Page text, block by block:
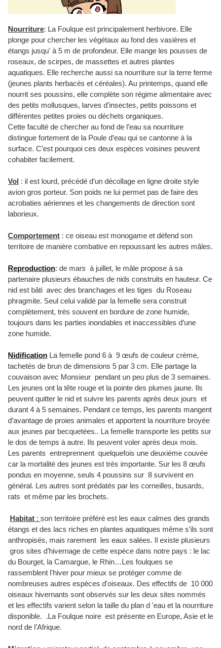
Nourriture: La Foulque est principalement herbivore. Elle
plonge pour chercher les végétaux au fond des vasières et
étangs jusqu' à 5 m de profondeur. Elle mange les pousses de
roseaux, de scirpes, de massettes et autres plantes
aquatiques. Elle recherche aussi sa nourriture sur la terre ferme
(jeunes plants herbacés et céréales). Au printemps, quand elle
nourrit ses poussins, elle complète son régime alimentaire avec
des petits mollusques, larves d'insectes, petits poissons et
différentes petites proies ou déchets organiques.
Cette faculté de chercher au fond de l’eau sa nourriture
distingue fortement de la Poule d’eau qui se cantonne à la
surface. C’est pourquoi ces deux espèces voisines peuvent
cohabiter facilement.
Vol : il est lourd, précédé d’un décollage en ligne droite style
avion gros porteur. Son poids ne lui permet pas de faire des
acrobaties aériennes et les changements de direction sont
laborieux.
Comportement : ce oiseau est monogame et défend son
territoire de manière combative en repoussant les autres mâles.
Reproduction: de mars à juillet, le mâle propose à sa
partenaire plusieurs ébauches de nids construits en hauteur. Ce
nid est bâti avec des branchages et les tiges du Roseau
phragmite. Seul celui validé par la femelle sera construit
complètement, très souvent en bordure de zone humide,
toujours dans les parties inondables et inaccessibles d’une
zone humide.
Nidification La femelle pond 6 à 9 œufs de couleur crème,
tachetés de brun de dimensions 5 par 3 cm. Elle partage la
couvaison avec Monsieur pendant un peu plus de 3 semaines.
Les jeunes ont la tête rouge et la pointe des plumes jaune. Ils
peuvent quitter le nid et suivre les parents après deux jours et
durant 4 à 5 semaines. Pendant ce temps, les parents mangent
d’avantage de proies animales et apportent la nourriture broyée
aux jeunes par becquetées.. La femelle transporte les petits sur
le dos de temps à autre. Ils peuvent voler après deux mois.
Les parents entreprennent quelquefois une deuxième couvée
car la mortalité des jeunes est très importante. Sur les 8 œufs
pondus en moyenne, seuls 4 poussins sur 8 survivent en
général. Les autres sont prédatés par les corneilles, busards,
rats et même par les brochets.
Habitat : son territoire préféré est les eaux calmes des grands
étangs et des lacs riches en plantes aquatiques même s’ils sont
anthropisés, mais rarement les eaux salées. Il existe plusieurs
gros sites d’hivernage de cette espèce dans notre pays : le lac
du Bourget, la Camargue, le Rhin…Les foulques se
rassemblent l'hiver pour mieux se protéger comme de
nombreuses autres espèces d'oiseaux. Des effectifs de 10 000
oiseaux hivernants sont observés sur les deux sites nommés
et les effectifs varient selon la taille du plan d 'eau et la nourriture
disponible. .La Foulque noire est présente en Europe, Asie et le
nord de l’Afrique.